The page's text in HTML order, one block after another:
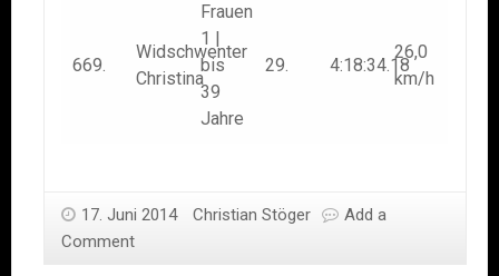
669.
Widschwenter
Christina
Frauen
1 |
bis
39
Jahre
29. 4:18:34.18
26,0
km/h
17. Juni 2014 Christian Stöger
Add a
Comment